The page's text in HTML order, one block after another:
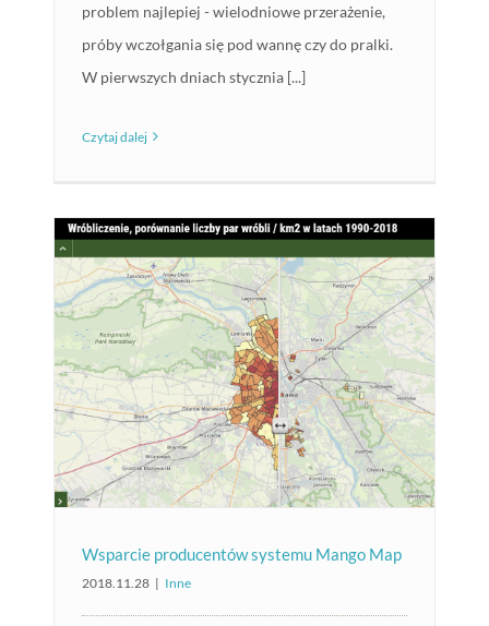
problem najlepiej - wielodniowe przerażenie,
próby wczołgania się pod wannę czy do pralki.
W pierwszych dniach stycznia [...]
Czytaj dalej
Wsparcie producentów systemu Mango Map
2018.11.28 | Inne